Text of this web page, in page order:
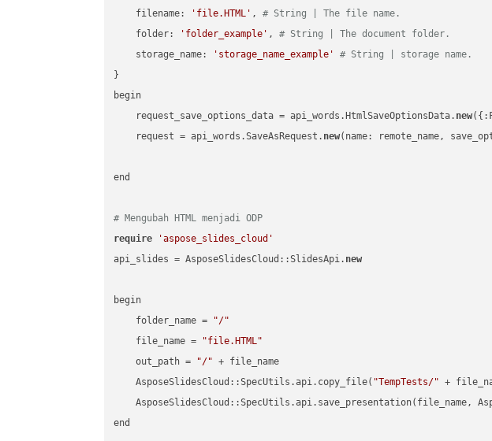
    filename:
'file.HTML' , # String | The file name.
    folder:
'folder_example' , # String | The document folder.
    storage_name:
'storage_name_example'
# String | storage name.
}
begin
    request_save_options_data = api_words.HtmlSaveOptionsData.
new
    request = api_words.SaveAsRequest.
new(name: remote_name,
end
# Mengubah HTML menjadi ODP
require
'aspose_slides_cloud'
api_slides = AsposeSlidesCloud::SlidesApi. new
begin
    folder_name =
"/"
    file_name =
"file.HTML"
    out_path =
"/" + file_name
    AsposeSlidesCloud::SpecUtils.api.copy_file(
"TempTests/" +
AsposeSlidesCloud::SpecUtils.api.save_presentation(file_name,